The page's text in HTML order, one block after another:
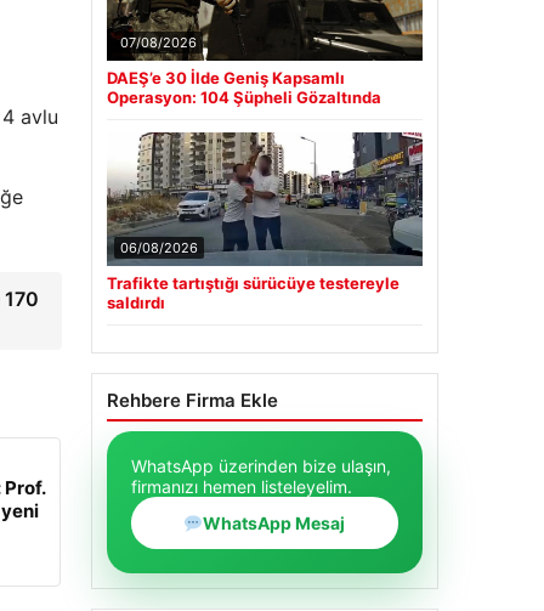
avlu
Prof.
07/08/2026
DAEŞ’e 30 İlde Geniş Kapsamlı
Operasyon: 104 Şüpheli Gözaltında
06/08/2026
Trafikte tartıştığı sürücüye testereyle
saldırdı
Rehbere Firma Ekle
WhatsApp üzerinden bize ulaşın,
firmanızı hemen listeleyelim.
WhatsApp Mesaj